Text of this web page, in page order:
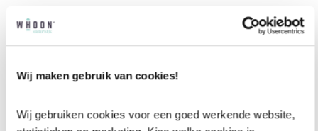
Wij maken gebruik van cookies!
Wij gebruiken cookies voor een goed werkende website,
Hoekbank Athy
1.385,00